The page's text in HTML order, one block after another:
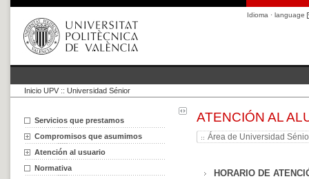
Idioma · language
Inicio UPV :: Universidad Sénior
Servicios que prestamos
Compromisos que asumimos
Atención al usuario
Normativa
ATENCIÓN AL
Área de Universidad
HORARIO DE